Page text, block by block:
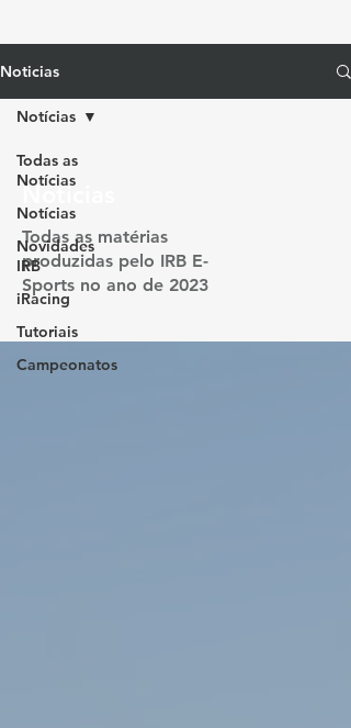
Noticias
Todas as
Notícias
Notícias
Novidades
IRB
iRacing
Tutoriais
Campeonatos
Notícias
Notícias
Todas as matérias
produzidas pelo IRB E-
Sports no ano de 2023